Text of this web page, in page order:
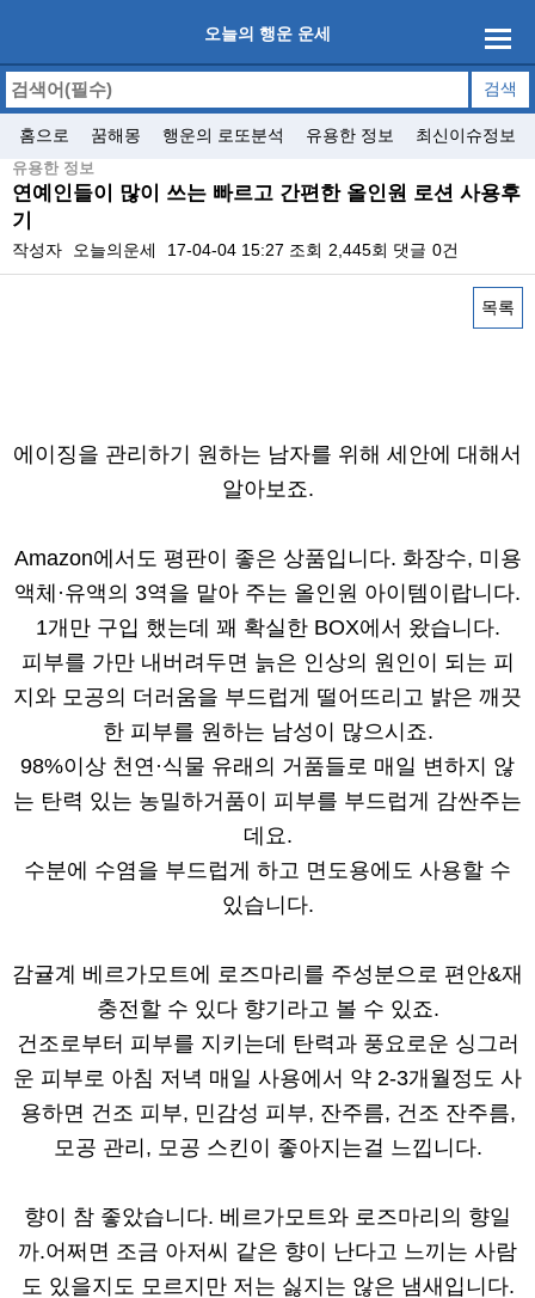
오늘의 행운 운세
홈으로 꿈해몽 행운의 로또분석 유용한 정보 최신이슈정보
유용한 정보
연예인들이 많이 쓰는 빠르고 간편한 올인원 로션 사용후
기
작성자 오늘의운세 17-04-04 15:27 조회 2,445회 댓글 0건
목록
에이징을 관리하기 원하는 남자를 위해 세안에 대해서
알아보죠.
Amazon에서도 평판이 좋은 상품입니다. 화장수, 미용
액체·유액의 3역을 맡아 주는 올인원 아이템이랍니다.
1개만 구입 했는데 꽤 확실한 BOX에서 왔습니다.
피부를 가만 내버려두면 늙은 인상의 원인이 되는 피
지와 모공의 더러움을 부드럽게 떨어뜨리고 밝은 깨끗
한 피부를 원하는 남성이 많으시죠.
98%이상 천연·식물 유래의 거품들로 매일 변하지 않
는 탄력 있는 농밀하거품이 피부를 부드럽게 감싼주는
데요.
수분에 수염을 부드럽게 하고 면도용에도 사용할 수
있습니다.
감귤계 베르가모트에 로즈마리를 주성분으로 편안&재
충전할 수 있다 향기라고 볼 수 있죠.
건조로부터 피부를 지키는데 탄력과 풍요로운 싱그러
운 피부로 아침 저녁 매일 사용에서 약 2-3개월정도 사
용하면 건조 피부, 민감성 피부, 잔주름, 건조 잔주름,
모공 관리, 모공 스킨이 좋아지는걸 느낍니다.
향이 참 좋았습니다. 베르가모트와 로즈마리의 향일
까.어쩌면 조금 아저씨 같은 향이 난다고 느끼는 사람
도 있을지도 모르지만 저는 싫지는 않은 냄새입니다.